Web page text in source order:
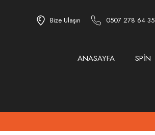
Bize Ulaşın 0507 278 64 35
ANASAYFA SPİN